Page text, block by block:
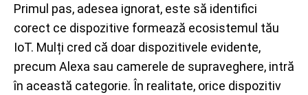
Primul pas, adesea ignorat, este să identifici
corect ce dispozitive formează ecosistemul tău
IoT. Mulți cred că doar dispozitivele evidente,
precum Alexa sau camerele de supraveghere, intră
în această categorie. În realitate, orice dispozitiv